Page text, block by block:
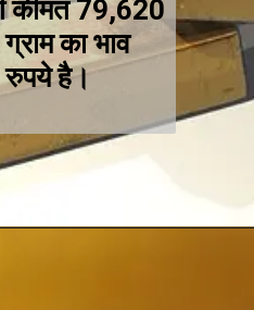
कीमत 79,620
का भाव
है।